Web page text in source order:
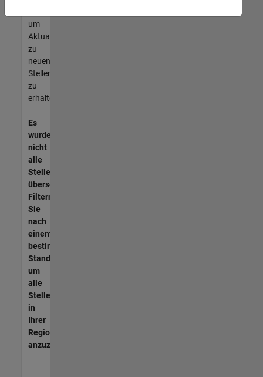
um
Aktualisierungen
zu
neuen
Stellenangeboten
zu
erhalten.
Es
wurden
nicht
alle
Stellen
übersetzt.
Filtern
Sie
nach
einem
bestimmten
Standort,
um
alle
Stellenangebote
in
Ihrer
Region
anzuzeigen.